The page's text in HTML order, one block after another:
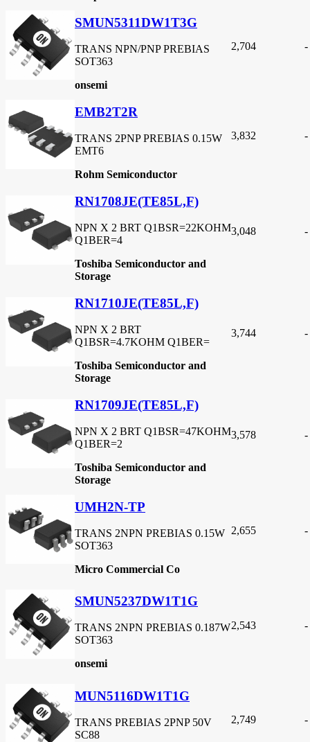
SMUN5311DW1T3G
TRANS NPN/PNP PREBIAS
SOT363
onsemi
2,704 -
EMB2T2R
TRANS 2PNP PREBIAS 0.15W
EMT6
Rohm Semiconductor
3,832 -
RN1708JE(TE85L,F)
NPN X 2 BRT Q1BSR=22KOHM
Q1BER=4
Toshiba Semiconductor and
Storage
3,048 -
RN1710JE(TE85L,F)
NPN X 2 BRT
Q1BSR=4.7KOHM Q1BER=
Toshiba Semiconductor and
Storage
3,744 -
RN1709JE(TE85L,F)
NPN X 2 BRT Q1BSR=47KOHM
Q1BER=2
Toshiba Semiconductor and
Storage
3,578 -
UMH2N-TP
TRANS 2NPN PREBIAS 0.15W
SOT363
Micro Commercial Co
2,655 -
SMUN5237DW1T1G
TRANS 2NPN PREBIAS 0.187W
SOT363
onsemi
2,543 -
MUN5116DW1T1G
TRANS PREBIAS 2PNP 50V
SC88
2,749 -